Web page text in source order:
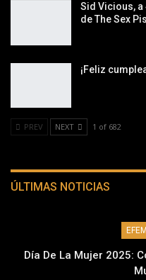
Sid Vicious, a
de The Sex
¡Feliz
PREV NEXT 1 of 682
ÚLTIMAS NOTICIAS
Día De La Mujer 2025: